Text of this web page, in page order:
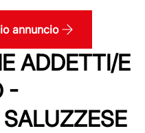
annuncio
ADDETTI/E
-